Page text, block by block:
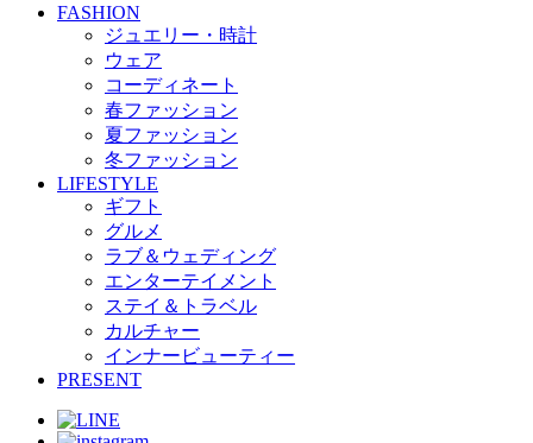
FASHION
ジュエリー・時計
ウェア
コーディネート
春ファッション
夏ファッション
冬ファッション
LIFESTYLE
ギフト
グルメ
ラブ＆ウェディング
エンターテイメント
ステイ＆トラベル
カルチャー
インナービューティー
PRESENT